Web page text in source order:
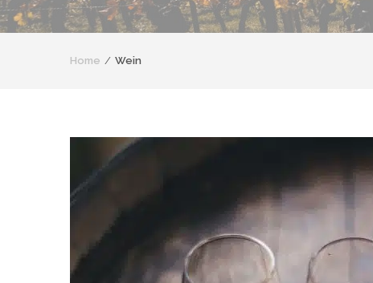
Home Wein